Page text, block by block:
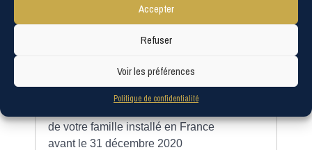
Accepter
Refuser
Voir les préférences
Politique de confidentialité
avant le 31 décembre 2020
de votre famille installé en France
avant le 31 décembre 2020